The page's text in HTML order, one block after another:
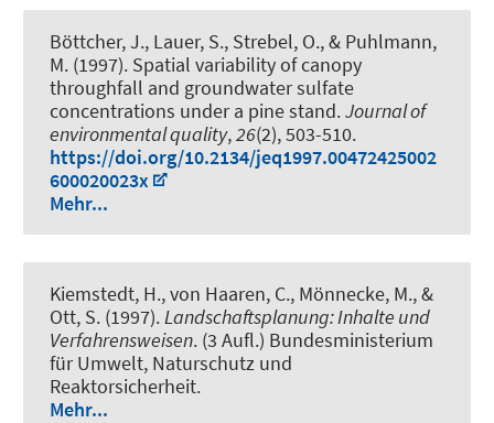
Böttcher, J., Lauer, S., Strebel, O., & Puhlmann,
M. (1997). Spatial variability of canopy
throughfall and groundwater sulfate
concentrations under a pine stand.Journal of
environmental quality,26(2), 503-510.
https://doi.org/10.2134/jeq1997.00472425002
600020023x
Mehr...
Kiemstedt, H., von Haaren, C., Mönnecke, M., &
Ott, S. (1997).Landschaftsplanung: Inhalte und
Verfahrensweisen. (3 Aufl.) Bundesministerium
für Umwelt, Naturschutz und
Reaktorsicherheit.
Mehr...